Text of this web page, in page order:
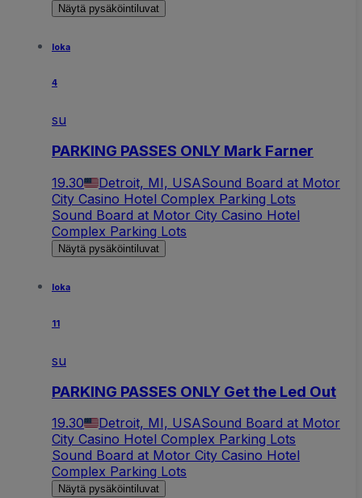
Näytä pysäköintiluvat
loka
4
su
PARKING PASSES ONLY Mark Farner
19.30 Detroit, MI, USASound Board at Motor
City Casino Hotel Complex Parking Lots
Sound Board at Motor City Casino Hotel
Complex Parking Lots
Näytä pysäköintiluvat
loka
11
su
PARKING PASSES ONLY Get the Led Out
19.30 Detroit, MI, USASound Board at Motor
City Casino Hotel Complex Parking Lots
Sound Board at Motor City Casino Hotel
Complex Parking Lots
Näytä pysäköintiluvat